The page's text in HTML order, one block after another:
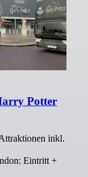
Potter
inkl.
Eintritt +